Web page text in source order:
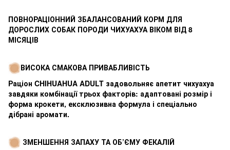
ПОВНОРАЦІОННИЙ ЗБАЛАНСОВАНИЙ КОРМ ДЛЯ
ДОРОСЛИХ СОБАК ПОРОДИ ЧИХУАХУА ВІКОМ ВІД 8
МІСЯЦІВ
ВИСОКА СМАКОВА ПРИВАБЛИВІСТЬ
Раціон CHIHUAHUA ADULT задовольняє апетит чихуахуа
завдяки комбінації трьох факторів: адаптовані розмір і
форма крокети, ексклюзивна формула і спеціально
дібрані аромати.
ЗМЕНШЕННЯ ЗАПАХУ ТА ОБ’ЄМУ ФЕКАЛІЙ